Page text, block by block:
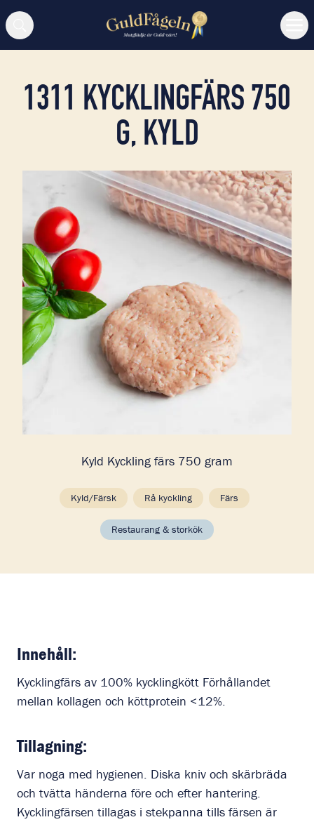
Sök
1311 KYCKLINGFÄRS 750
G, KYLD
Kyld Kyckling färs 750 gram
Kyld/Färsk Rå kyckling Färs
Restaurang & storkök
Innehåll:
Kycklingfärs av 100% kycklingkött Förhållandet
mellan kollagen och köttprotein <12%.
Tillagning:
Var noga med hygienen. Diska kniv och skärbräda
och tvätta händerna före och efter hantering.
Kycklingfärsen tillagas i stekpanna tills färsen är